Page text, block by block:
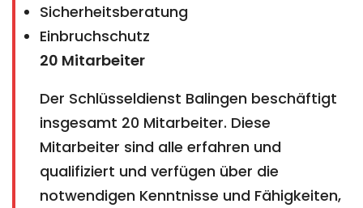
Sicherheitsberatung
Einbruchschutz
20 Mitarbeiter
Der Schlüsseldienst Balingen beschäftigt
insgesamt 20 Mitarbeiter. Diese
Mitarbeiter sind alle erfahren und
qualifiziert und verfügen über die
notwendigen Kenntnisse und Fähigkeiten,